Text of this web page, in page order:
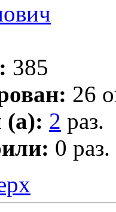
385
26
(а): 2 раз.
0 раз.